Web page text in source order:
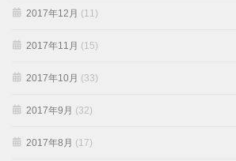
2017年12月 (11)
2017年11月 (15)
2017年10月 (33)
2017年9月 (32)
2017年8月 (17)